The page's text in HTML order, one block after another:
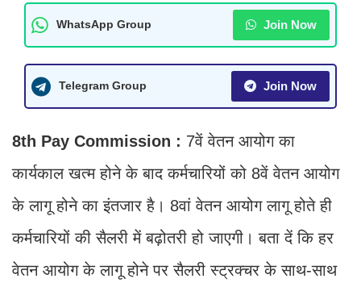
WhatsApp Group Join Now
Telegram Group Join Now
8th Pay Commission : 7वें वेतन आयोग का
कार्यकाल खत्म होने के बाद कर्मचारियों को 8वें वेतन आयोग
के लागू होने का इंतजार है। 8वां वेतन आयोग लागू होते ही
कर्मचारियों की सैलरी में बढ़ोतरी हो जाएगी। बता दें कि हर
वेतन आयोग के लागू होने पर सैलरी स्ट्रक्चर के साथ-साथ